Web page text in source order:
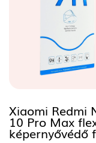
Xiaomi Redmi
10 Pro Max
képernyővédő